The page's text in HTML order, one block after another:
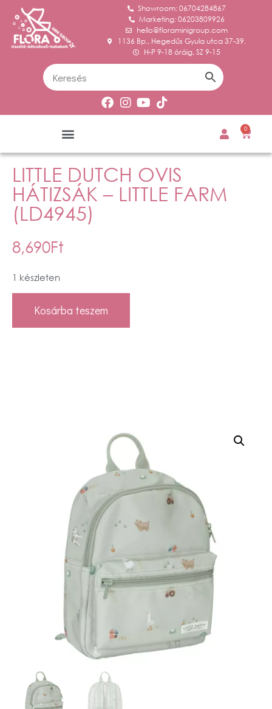
Showroom: 06704284867
Marketing: 06203809926
hello@floraminigroup.com
1136 Bp., Hegedűs Gyula utca 37-39.
H-P 9-18 óráig, SZ 9-15
0
LITTLE DUTCH OVIS
HÁTIZSÁK – LITTLE FARM
(LD4945)
8,690Ft
1 készleten
Kosárba teszem